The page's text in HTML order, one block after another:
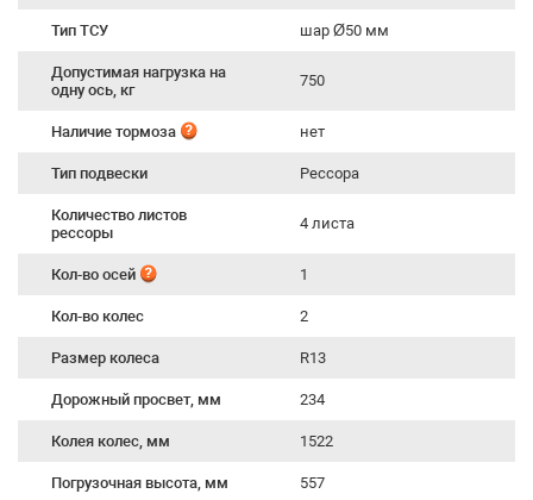
Тип ТСУ шар Ø50 мм
Допустимая нагрузка на
одну ось, кг
750
Наличие тормоза нет
Тип подвески Рессора
Количество листов
рессоры
4 листа
Кол-во осей 1
Кол-во колес 2
Размер колеса R13
Дорожный просвет, мм 234
Колея колес, мм 1522
Погрузочная высота, мм 557